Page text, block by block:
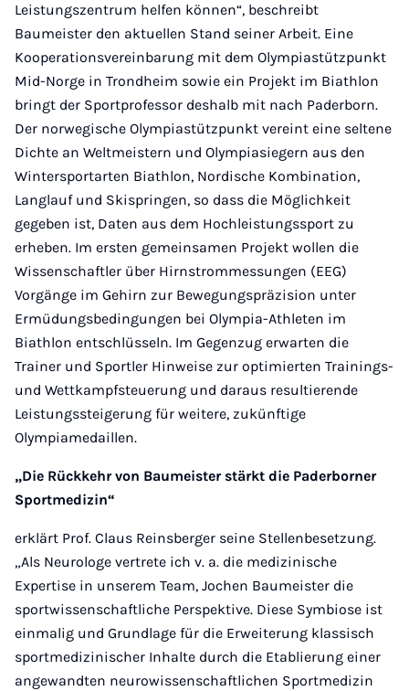
Leistungszentrum helfen können“, beschreibt
Baumeister den aktuellen Stand seiner Arbeit. Eine
Kooperationsvereinbarung mit dem Olympiastützpunkt
Mid-Norge in Trondheim sowie ein Projekt im Biathlon
bringt der Sportprofessor deshalb mit nach Paderborn.
Der norwegische Olympiastützpunkt vereint eine seltene
Dichte an Weltmeistern und Olympiasiegern aus den
Wintersportarten Biathlon, Nordische Kombination,
Langlauf und Skispringen, so dass die Möglichkeit
gegeben ist, Daten aus dem Hochleistungssport zu
erheben. Im ersten gemeinsamen Projekt wollen die
Wissenschaftler über Hirnstrommessungen (EEG)
Vorgänge im Gehirn zur Bewegungspräzision unter
Ermüdungsbedingungen bei Olympia-Athleten im
Biathlon entschlüsseln. Im Gegenzug erwarten die
Trainer und Sportler Hinweise zur optimierten Trainings-
und Wettkampfsteuerung und daraus resultierende
Leistungssteigerung für weitere, zukünftige
Olympiamedaillen.
„Die Rückkehr von Baumeister stärkt die Paderborner
Sportmedizin“
erklärt Prof. Claus Reinsberger seine Stellenbesetzung.
„Als Neurologe vertrete ich v. a. die medizinische
Expertise in unserem Team, Jochen Baumeister die
sportwissenschaftliche Perspektive. Diese Symbiose ist
einmalig und Grundlage für die Erweiterung klassisch
sportmedizinischer Inhalte durch die Etablierung einer
angewandten neurowissenschaftlichen Sportmedizin